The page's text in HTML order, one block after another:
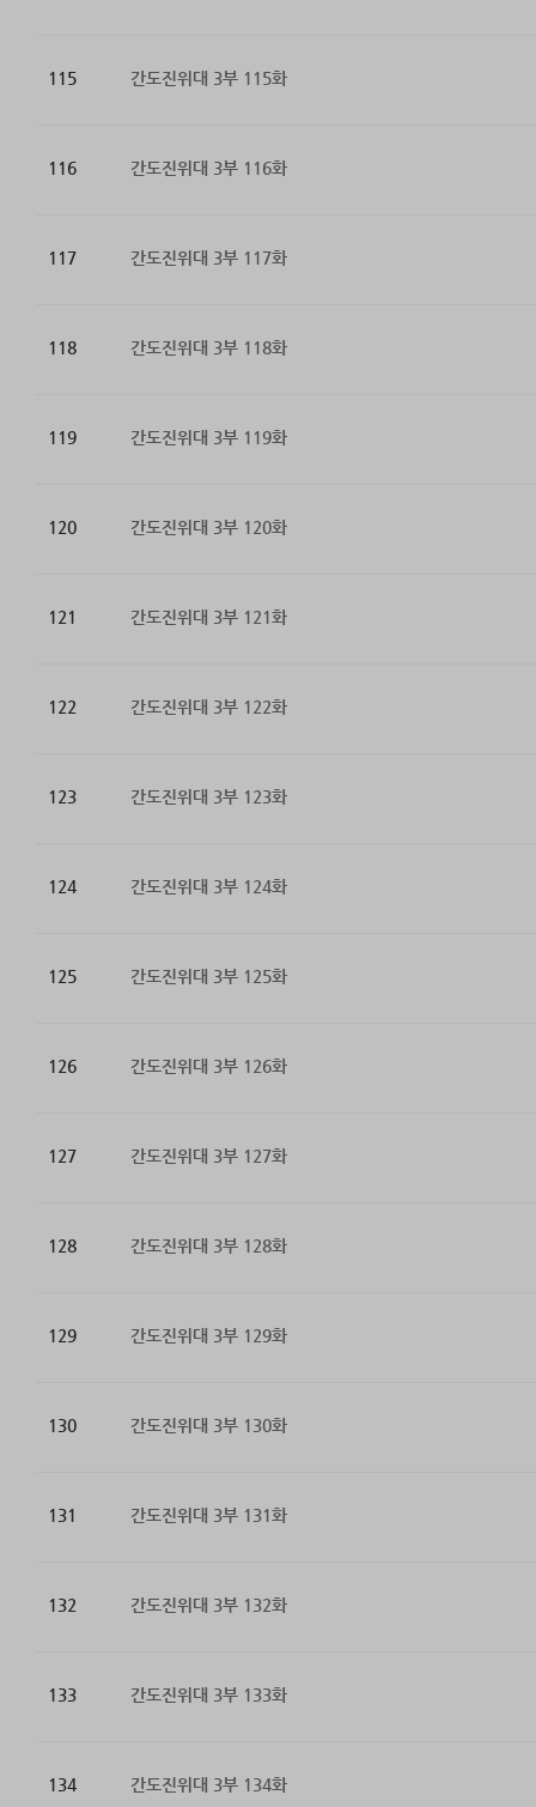
115 간도진위대 3부 115화
116 간도진위대 3부 116화
117 간도진위대 3부 117화
118 간도진위대 3부 118화
119 간도진위대 3부 119화
120 간도진위대 3부 120화
121 간도진위대 3부 121화
122 간도진위대 3부 122화
123 간도진위대 3부 123화
124 간도진위대 3부 124화
125 간도진위대 3부 125화
126 간도진위대 3부 126화
127 간도진위대 3부 127화
128 간도진위대 3부 128화
129 간도진위대 3부 129화
130 간도진위대 3부 130화
131 간도진위대 3부 131화
132 간도진위대 3부 132화
133 간도진위대 3부 133화
134 간도진위대 3부 134화